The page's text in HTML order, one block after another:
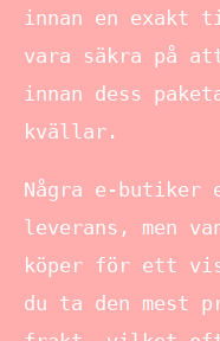
innan en exakt
vara säkra på
innan dess
kvällar.
Några e-butiker
leverans, men
köper för ett
du ta den mest